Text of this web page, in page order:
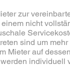
zur
nicht
sind um
Mieter auf
individuell